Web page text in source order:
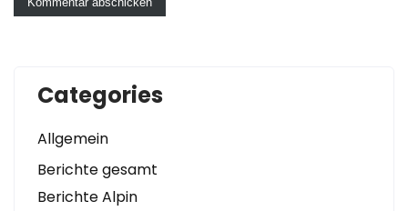
Categories
Allgemein
Berichte gesamt
Berichte Alpin